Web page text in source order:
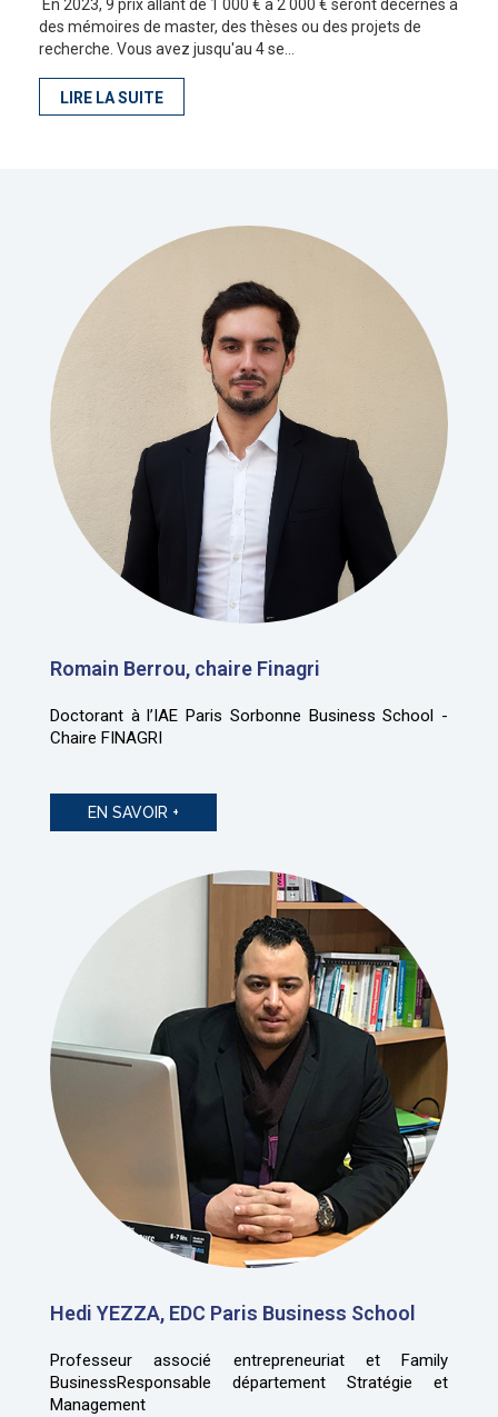
En 2023, 9 prix allant de 1 000 € à 2 000 € seront décernés à
des mémoires de master, des thèses ou des projets de
recherche. Vous avez jusqu'au 4 se...
LIRE LA SUITE
Romain Berrou, chaire Finagri
Doctorant à l’IAE Paris Sorbonne Business School -
Chaire FINAGRI
EN SAVOIR +
Hedi YEZZA, EDC Paris Business School
Professeur associé entrepreneuriat et Family
BusinessResponsable département Stratégie et
Management